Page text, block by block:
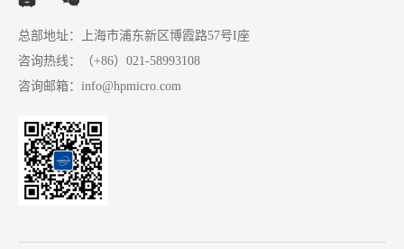
总部地址：上海市浦东新区博霞路57号I座
咨询热线：
（+86）021-58993108
咨询邮箱： info@hpmicro.com